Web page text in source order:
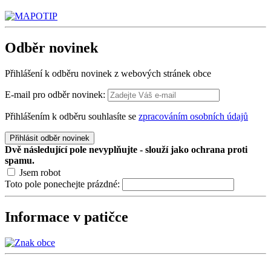
Odběr novinek
Přihlášení k odběru novinek z webových stránek obce
E-mail pro odběr novinek:
Přihlášením k odběru souhlasíte se zpracováním osobních údajů
Přihlásit odběr novinek
Dvě následující pole nevyplňujte - slouží jako ochrana proti
spamu.
Jsem robot
Toto pole ponechejte prázdné:
Informace v patičce